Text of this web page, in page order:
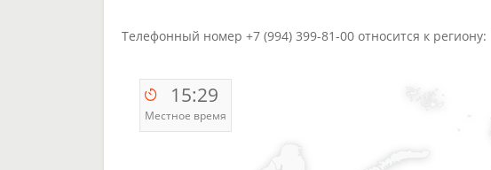
Телефонный номер +7 (994) 399-81-00 относится к
15:29
Местное время